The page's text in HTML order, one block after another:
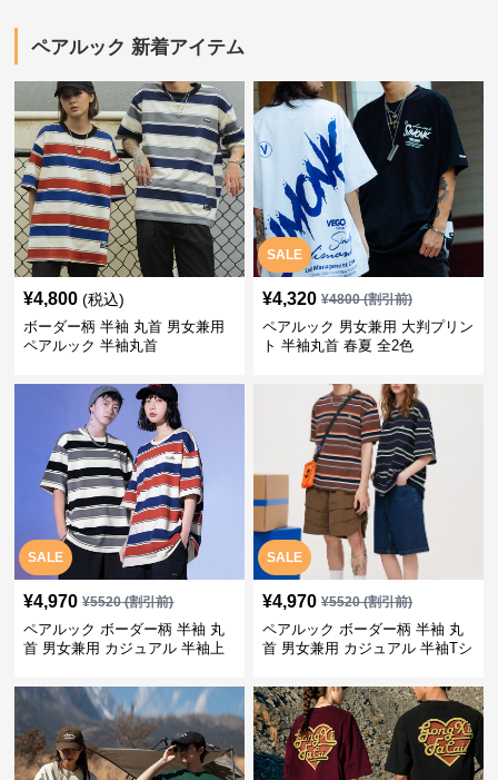
ペアルック 新着アイテム
¥4,800 (税込)
ボーダー柄 半袖 丸首 男女兼用
ペアルック 半袖丸首
SALE
¥4,320 ¥4800(割引前)
ペアルック 男女兼用 大判プリン
ト 半袖丸首 春夏 全2色
SALE
¥4,970 ¥5520(割引前)
ペアルック ボーダー柄 半袖 丸
首 男女兼用 カジュアル 半袖上
SALE
¥4,970 ¥5520(割引前)
ペアルック ボーダー柄 半袖 丸
首 男女兼用 カジュアル 半袖Tシ